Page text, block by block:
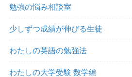
勉強の悩み相談室
少しずつ成績が伸びる生徒
わたしの英語の勉強法
わたしの大学受験 数学編